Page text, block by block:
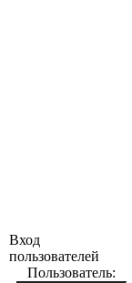
Вход
пользователей
Пользователь: